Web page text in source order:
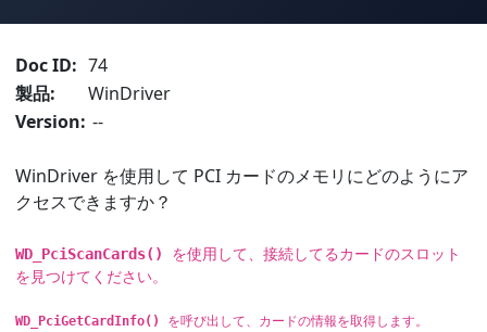
Doc ID: 74
製品:
WinDriver
Version: --
WinDriver を使用して PCI カードのメモリにどのようにア
クセスできますか？
WD_PciScanCards()
を使用して、接続してるカードのスロット
を見つけてください。
WD_PciGetCardInfo()
を呼び出して、カードの情報を取得します。